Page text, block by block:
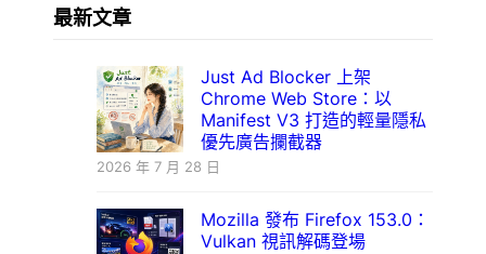
最新文章
Just Ad Blocker 上架
Chrome Web Store：以
Manifest V3 打造的輕量隱私
優先廣告攔截器
2026 年 7 月 28 日
Mozilla 發布 Firefox 153.0：
Vulkan 視訊解碼登場